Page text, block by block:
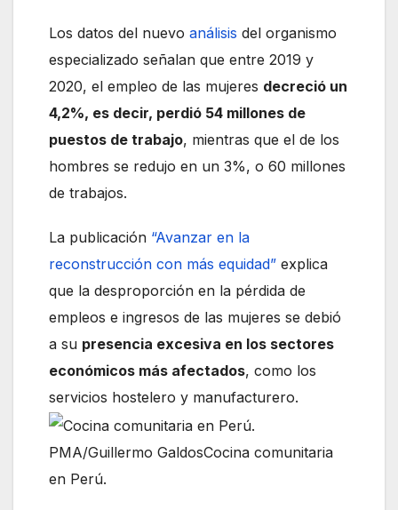
Los datos del nuevo análisis del organismo
especializado señalan que entre 2019 y
2020, el empleo de las mujeres decreció un
4,2%, es decir, perdió 54 millones de
puestos de trabajo, mientras que el de los
hombres se redujo en un 3%, o 60 millones
de trabajos.
La publicación “Avanzar en la
reconstrucción con más equidad” explica
que la desproporción en la pérdida de
empleos e ingresos de las mujeres se debió
a su presencia excesiva en los sectores
económicos más afectados, como los
servicios hostelero y manufacturero.
PMA/Guillermo GaldosCocina comunitaria
en Perú.